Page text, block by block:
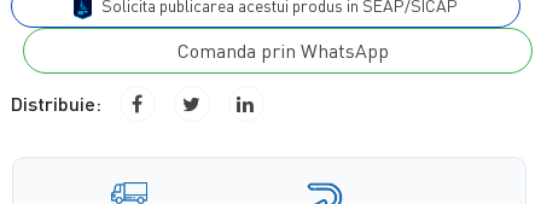
Solicita publicarea acestui produs in SEAP/SICAP
Comanda prin WhatsApp
Distribuie: